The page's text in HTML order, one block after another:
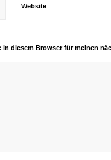
Website
in diesem Browser für meinen